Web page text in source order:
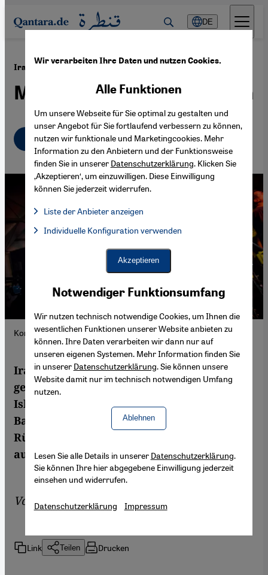
Direkt zum Inhalt springen
DE
Iranische Rockband "Kiosk" ·07.11.2008
Musikalisches Nomadentum
Deutsch
Konzert der iranischen Rockband Kiosk, Foto: DW/S. Kasraeian
Irans Rock- und Pop-Musiker können sich
gegen die Zensur ihrer Songs in der
Islamischen Republik kaum wehren. Viele
Bands kehren daher ihrem Land den
Rücken und treten nur noch im Ausland
auf – so auch die Rockgruppe "Kiosk".
VonShanli Anwar
Link Teilen Drucken
Wir verarbeiten Ihre Daten und nutzen Cookies.
Notwendiger Funktionsumfang
Wir nutzen technisch notwendige Cookies, um Ihnen die
wesentlichen Funktionen unserer Website anbieten zu
können. Ihre Daten verarbeiten wir dann nur auf
unseren eigenen Systemen. Mehr Information finden Sie
in unserer Datenschutzerklärung. Sie können unsere
Website damit nur im technisch notwendigen Umfang
nutzen.
Ablehnen
Alle Funktionen
Um unsere Webseite für Sie optimal zu gestalten und
unser Angebot für Sie fortlaufend verbessern zu können,
nutzen wir funktionale und Marketingcookies. Mehr
Information zu den Anbietern und der Funktionsweise
finden Sie in unserer Datenschutzerklärung. Klicken Sie
‚Akzeptieren‘, um einzuwilligen. Diese Einwilligung
können Sie jederzeit widerrufen.
Liste der Anbieter anzeigen
Facebook Embed / Facebook Connect, Google Maps Embed,
Facebook Embed / Facebook Connect
Google Maps Embed
Individuelle Konfiguration verwenden
Akzeptieren
Lesen Sie alle Details in unserer Datenschutzerklärung.
Sie können Ihre hier abgegebene Einwilligung jederzeit
einsehen und widerrufen.
Datenschutzerklärung Impressum